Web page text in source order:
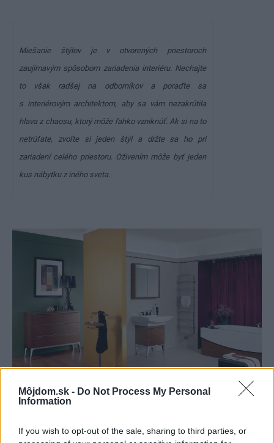
Môjdom.sk - Do Not Process My Personal
Information
If you wish to opt-out of the sale, sharing to third parties, or
Miešanie štýlov je v otvorených priestoroch
zaujímavým spôsobom zariadenia interiéru. Nechajte
to však radšej na odborníkov a poraďte sa
s interiérovým architektom, aby sa vám nezakrútila
hlava z chaosu, ktorý môže ľahko vzniknúť. Ak si na to
netrúfate, zvoľte si jeden štýl a držte sa ho pri
zariadení celého priestoru. Oživením môže byť jeden
kus nábytku z iného sveta.
95984